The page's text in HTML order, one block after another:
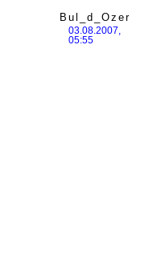
Bul_d_Ozer
03.08.2007,
05:55